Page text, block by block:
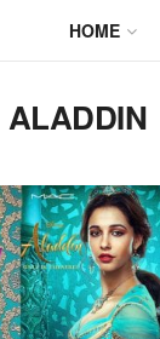
HOME
ALADDIN